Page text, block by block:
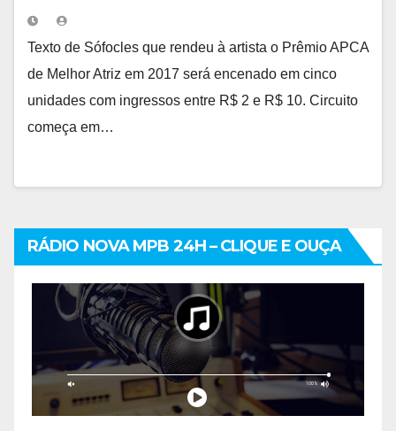
Texto de Sófocles que rendeu à artista o Prêmio APCA
de Melhor Atriz em 2017 será encenado em cinco
unidades com ingressos entre R$ 2 e R$ 10. Circuito
começa em…
RÁDIO NOVA MPB 24H – CLIQUE E OUÇA